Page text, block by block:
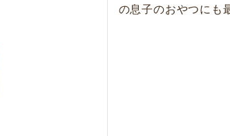
の息子のおやつにも